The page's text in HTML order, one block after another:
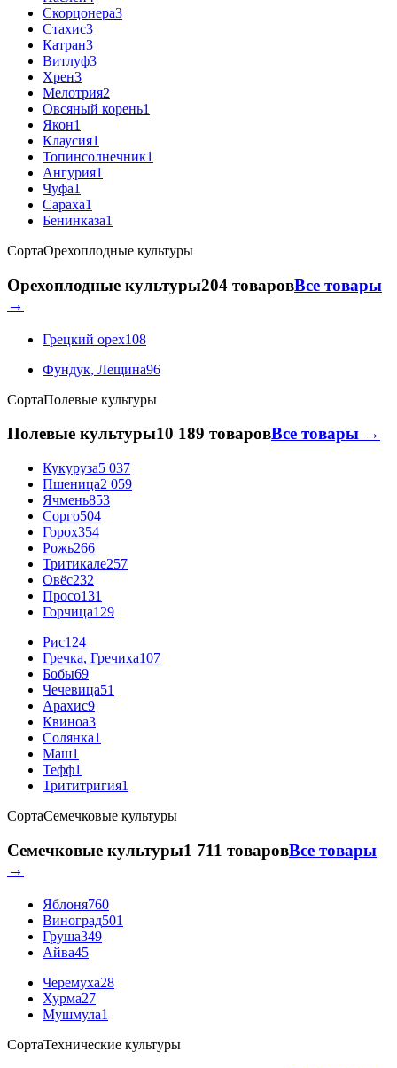
Скорцонера3
Стахис3
Катран3
Витлуф3
Хрен3
Мелотрия2
Овсяный корень1
Якон1
Клаусия1
Топинсолнечник1
Ангурия1
Чуфа1
Сараха1
Бенинказа1
СортаОрехоплодные культуры
Орехоплодные культуры204 товаровВсе товары
→
Грецкий орех108
Фундук, Лещина96
СортаПолевые культуры
Полевые культуры10 189 товаровВсе товары →
Кукуруза5 037
Пшеница2 059
Ячмень853
Сорго504
Горох354
Рожь266
Тритикале257
Овёс232
Просо131
Горчица129
Рис124
Гречка, Гречиха107
Бобы69
Чечевица51
Арахис9
Квиноа3
Солянка1
Маш1
Тефф1
Трититригия1
СортаСемечковые культуры
Семечковые культуры1 711 товаровВсе товары
→
Яблоня760
Виноград501
Груша349
Айва45
Черемуха28
Хурма27
Мушмула1
СортаТехнические культуры